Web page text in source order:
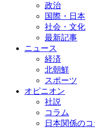
政治
国際・日本
社会・文化
最新記事
ニュース
経済
北朝鮮
スポーツ
オピニオン
社説
コラム
日本関係のコ